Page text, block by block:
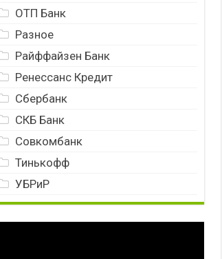
ОТП Банк
Разное
Райффайзен Банк
Ренессанс Кредит
Сбербанк
СКБ Банк
Совкомбанк
Тинькофф
УБРиР